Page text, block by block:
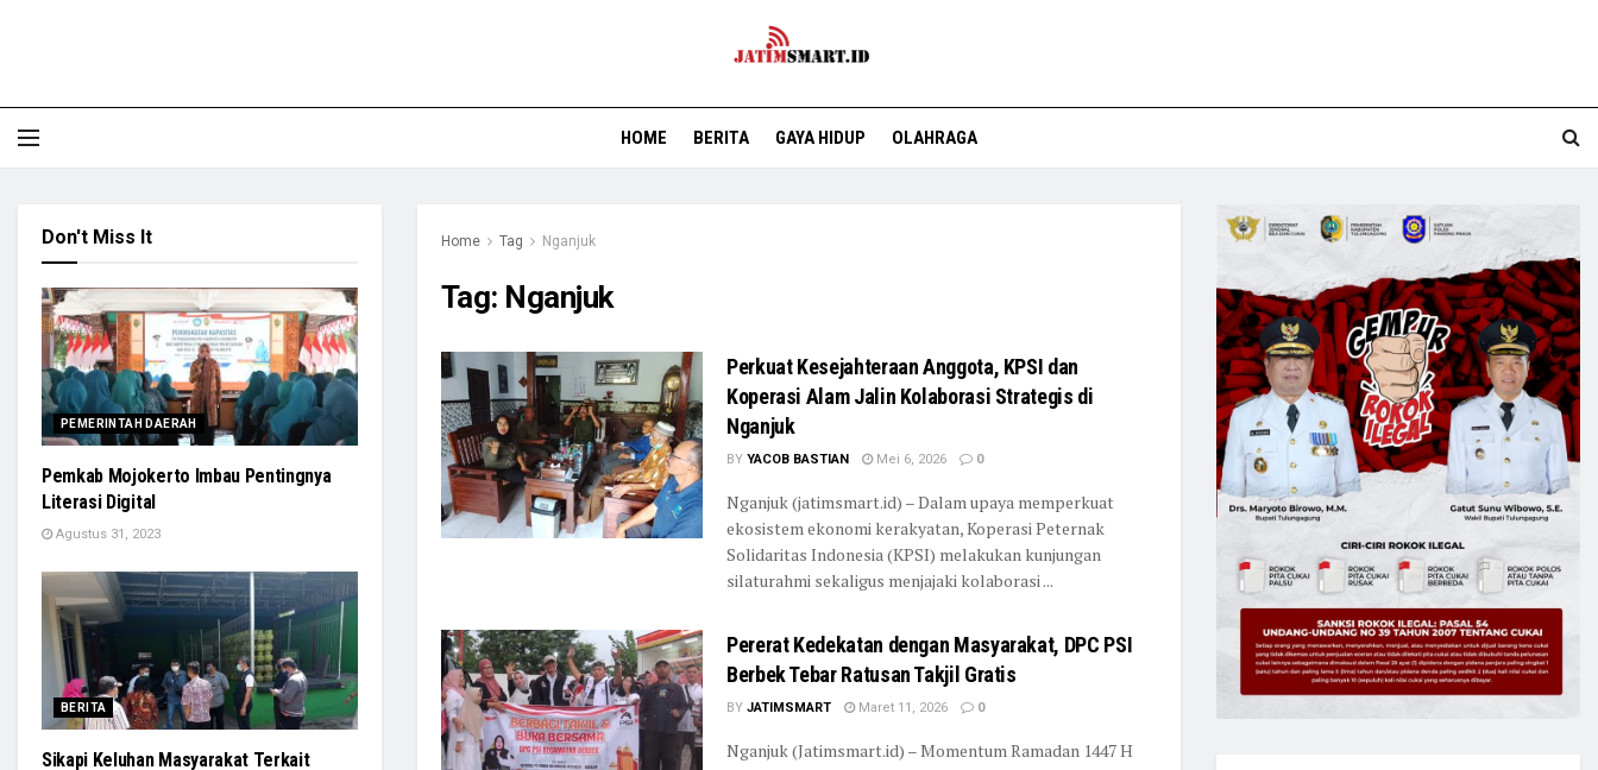
HOME BERITA GAYA HIDUP OLAHRAGA
Home Tag Nganjuk
Tag: Nganjuk
Perkuat Kesejahteraan Anggota, KPSI dan
Koperasi Alam Jalin Kolaborasi Strategis di
Nganjuk
BY YACOB BASTIAN Mei 6, 2026 0
Nganjuk (jatimsmart.id) – Dalam upaya memperkuat
ekosistem ekonomi kerakyatan, Koperasi Peternak
Solidaritas Indonesia (KPSI) melakukan kunjungan
silaturahmi sekaligus menjajaki kolaborasi ...
Pererat Kedekatan dengan Masyarakat, DPC PSI
Berbek Tebar Ratusan Takjil Gratis
BY JATIMSMART Maret 11, 2026 0
Nganjuk (Jatimsmart.id) – Momentum Ramadan 1447 H
Don't Miss It
PEMERINTAH DAERAH
Pemkab Mojokerto Imbau Pentingnya
Literasi Digital
Agustus 31, 2023
BERITA
Sikapi Keluhan Masyarakat Terkait